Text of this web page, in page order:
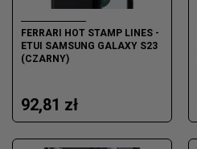
FERRARI HOT STAMP LINES -
ETUI SAMSUNG GALAXY S23
(CZARNY)
92,81 zł